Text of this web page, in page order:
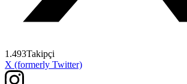
1.493Takipçi
X (formerly Twitter)